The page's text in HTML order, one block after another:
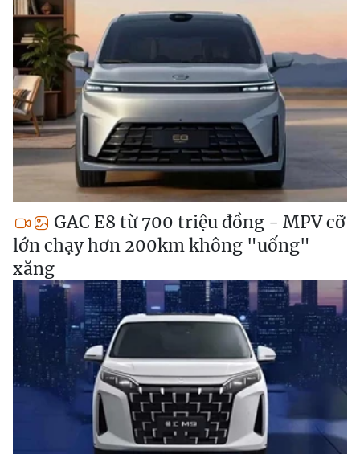
GAC E8 từ 700 triệu đồng - MPV cỡ
lớn chạy hơn 200km không "uống"
xăng